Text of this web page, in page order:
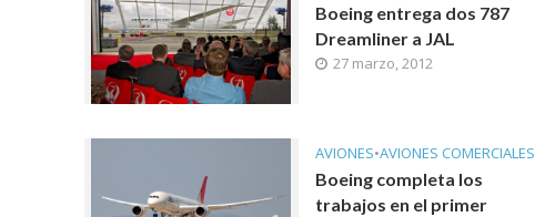
Boeing entrega dos 787
Dreamliner a JAL
27 marzo, 2012
AVIONES•AVIONES COMERCIALES
Boeing completa los
trabajos en el primer